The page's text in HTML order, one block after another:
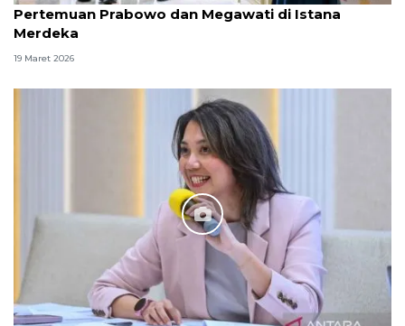
Pertemuan Prabowo dan Megawati di Istana
Merdeka
19 Maret 2026